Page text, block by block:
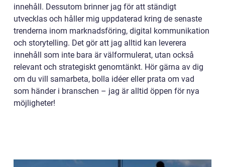
innehåll. Dessutom brinner jag för att ständigt
utvecklas och håller mig uppdaterad kring de senaste
trenderna inom marknadsföring, digital kommunikation
och storytelling. Det gör att jag alltid kan leverera
innehåll som inte bara är välformulerat, utan också
relevant och strategiskt genomtänkt. Hör gärna av dig
om du vill samarbeta, bolla idéer eller prata om vad
som händer i branschen – jag är alltid öppen för nya
möjligheter!